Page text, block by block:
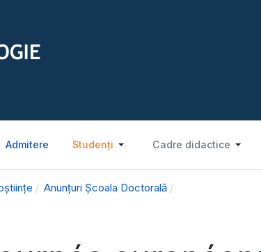
Admitere Studenți Cadre didactice
Anunțuri Școala Doctorală